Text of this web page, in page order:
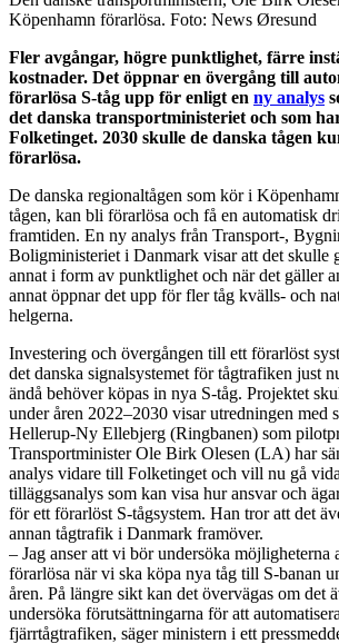
Köpenhamn förarlösa. Foto: News Øresund
Fler avgångar, högre punktlighet, färre
kostnader. Det öppnar en övergång till
förarlösa S-tåg upp för enligt en ny analys
det danska transportministeriet och som
Folketinget. 2030 skulle de danska tågen
förarlösa.
De danska regionaltågen som kör i
tågen, kan bli förarlösa och få en automatisk
framtiden. En ny analys från Transport-,
Boligministeriet i Danmark visar att det skulle
annat i form av punktlighet och när det gäller
annat öppnar det upp för fler tåg kvälls- och
helgerna.
Investering och övergången till ett förarlöst
det danska signalsystemet för tågtrafiken just
ändå behöver köpas in nya S-tåg. Projektet
under åren 2022–2030 visar utredningen med
Hellerup-Ny Ellebjerg (Ringbanen) som
Transportminister Ole Birk Olesen (LA) har
analys vidare till Folketinget och vill nu gå
tilläggsanalys som kan visa hur ansvar och
för ett förarlöst S-tågsystem. Han tror att det
annan tågtrafik i Danmark framöver.
– Jag anser att vi bör undersöka möjligheterna
förarlösa när vi ska köpa nya tåg till S-banan
åren. På längre sikt kan det övervägas om det
undersöka förutsättningarna för att
fjärrtågtrafiken, säger ministern i ett